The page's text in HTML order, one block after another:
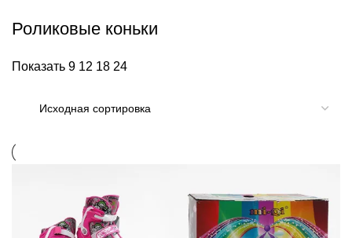
Роликовые коньки
Показать 9 12 18 24